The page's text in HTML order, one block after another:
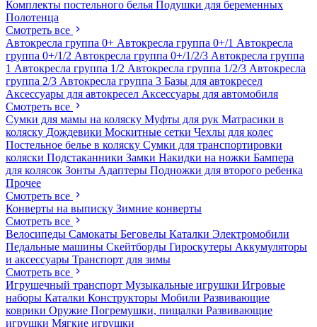
Комплекты постельного белья Подушки для беременных
Полотенца
Смотреть все
Автокресла группа 0+ Автокресла группа 0+/1 Автокресла
группа 0+/1/2 Автокресла группа 0+/1/2/3 Автокресла группа
1 Автокресла группа 1/2 Автокресла группа 1/2/3 Автокресла
группа 2/3 Автокресла группа 3 Базы для автокресел
Аксессуары для автокресел Аксессуары для автомобиля
Смотреть все
Сумки для мамы на коляску Муфты для рук Матрасики в
коляску Дождевики Москитные сетки Чехлы для колес
Постельное белье в коляску Сумки для транспортировки
коляски Подстаканники Замки Накидки на ножки Бампера
для колясок Зонты Адаптеры Подножки для второго ребенка
Прочее
Смотреть все
Конверты на выписку Зимние конверты
Смотреть все
Велосипеды Самокаты Беговелы Каталки Электромобили
Педальные машины Скейтборды Гироскутеры Аккумуляторы
и аксессуары Транспорт для зимы
Смотреть все
Игрушечный транспорт Музыкальные игрушки Игровые
наборы Каталки Конструкторы Мобили Развивающие
коврики Оружие Погремушки, пищалки Развивающие
игрушки Мягкие игрушки